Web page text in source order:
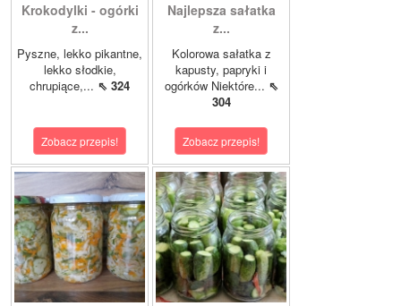
Krokodylki - ogórki
z...
Pyszne, lekko pikantne,
lekko słodkie,
chrupiące,... ⇖ 324
Zobacz przepis!
Najlepsza sałatka
z...
Kolorowa sałatka z
kapusty, papryki i
ogórków Niektóre... ⇖
304
Zobacz przepis!